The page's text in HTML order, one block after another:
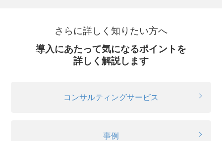
さらに詳しく知りたい方へ
導入にあたって気になるポイントを
詳しく解説します
コンサルティングサービス
事例